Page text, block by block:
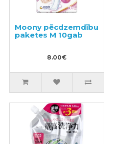
Moony pēcdzemdību
paketes M 10gab
8.00€